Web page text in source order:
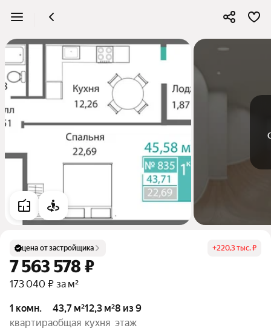
цена от застройщика +220,3 тыс. ₽
7 563 578 ₽
173 040 ₽ за м²
1 комн.
квартира
43,7 м²
общая
12,3 м²
кухня
8 из 9
этаж